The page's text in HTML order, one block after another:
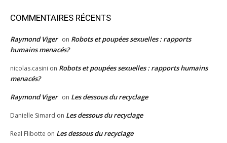
COMMENTAIRES RÉCENTS
Raymond Viger on Robots et poupées sexuelles : rapports
humains menacés?
nicolas.casini on Robots et poupées sexuelles : rapports humains
menacés?
Raymond Viger on Les dessous du recyclage
Danielle Simard on Les dessous du recyclage
Real Flibotte on Les dessous du recyclage